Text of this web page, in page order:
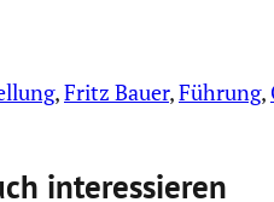
, Fritz Bauer, Führung,
interessieren